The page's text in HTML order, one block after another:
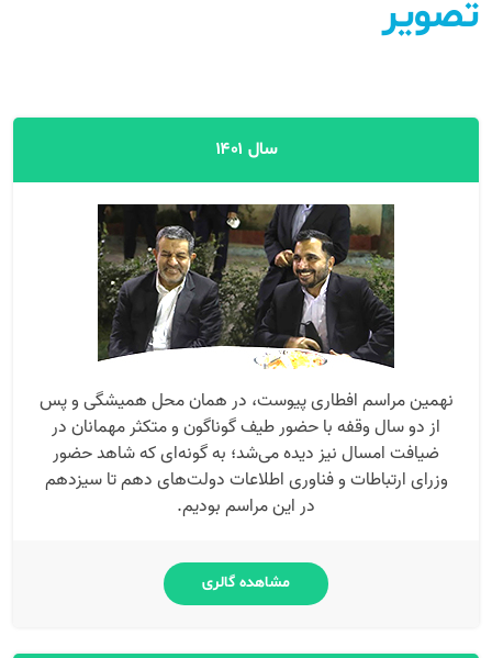
تصویر
سال ۱۴۰۱
نهمین مراسم افطاری پیوست، در همان محل همیشگی و پس
از دو سال وقفه با حضور طیف گوناگون و متکثر مهمانان در
ضیافت امسال نیز دیده می‌شد؛ به گونه‌ای که شاهد حضور
وزرای ارتباطات و فناوری اطلاعات دولت‌های دهم تا سیزدهم
در این مراسم بودیم.
مشاهده گالری